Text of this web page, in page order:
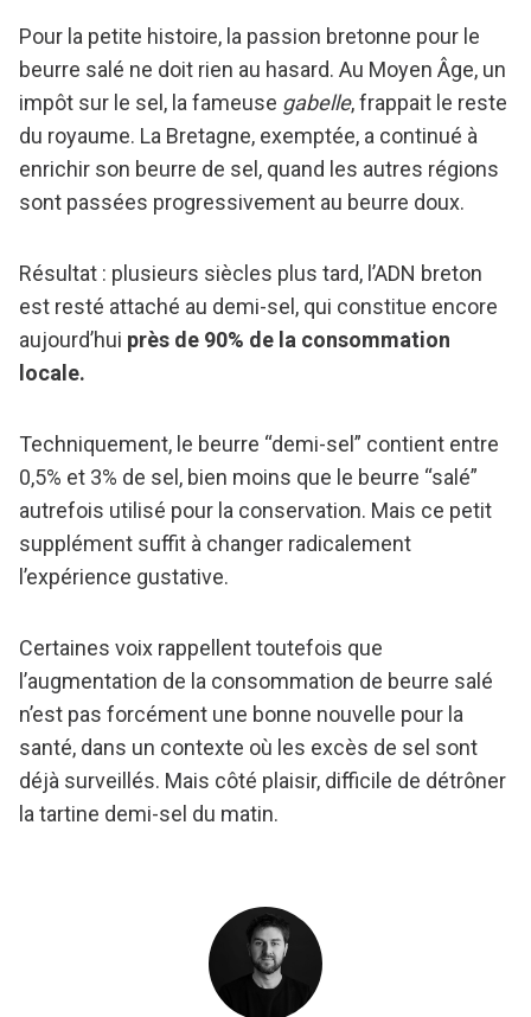
Pour la petite histoire, la passion bretonne pour le
beurre salé ne doit rien au hasard. Au Moyen Âge, un
impôt sur le sel, la fameuse gabelle, frappait le reste
du royaume. La Bretagne, exemptée, a continué à
enrichir son beurre de sel, quand les autres régions
sont passées progressivement au beurre doux.
Résultat : plusieurs siècles plus tard, l’ADN breton
est resté attaché au demi-sel, qui constitue encore
aujourd’hui près de 90% de la consommation
locale.
Techniquement, le beurre “demi-sel” contient entre
0,5% et 3% de sel, bien moins que le beurre “salé”
autrefois utilisé pour la conservation. Mais ce petit
supplément suffit à changer radicalement
l’expérience gustative.
Certaines voix rappellent toutefois que
l’augmentation de la consommation de beurre salé
n’est pas forcément une bonne nouvelle pour la
santé, dans un contexte où les excès de sel sont
déjà surveillés. Mais côté plaisir, difficile de détrôner
la tartine demi-sel du matin.